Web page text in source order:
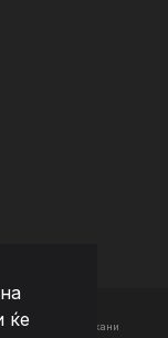
ќе
Сите права задржани